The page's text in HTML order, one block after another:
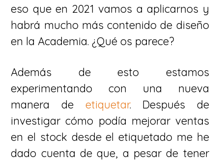
eso que en 2021 vamos a aplicarnos y
habrá mucho más contenido de diseño
en la Academia. ¿Qué os parece?
Además de esto estamos
experimentando con una nueva
manera de etiquetar. Después de
investigar cómo podía mejorar ventas
en el stock desde el etiquetado me he
dado cuenta de que, a pesar de tener